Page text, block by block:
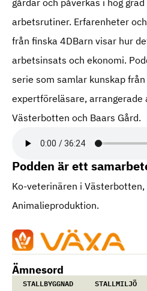
gårdar och påverkas i hög
arbetsrutiner. Erfarenheter
från finska 4DBarn visar hur
arbetsinsats och ekonomi.
serie som samlar kunskap från
expertföreläsare, arrangerade
Västerbotten och Baars Gård.
Podden är ett
Ko-veterinären i Västerbotten,
Animalieproduktion.
Ämnesord
STALLBYGGNAD STALLMILJÖ